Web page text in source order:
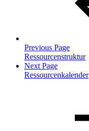
Previous Page
Ressourcenstruktur
Next Page
Ressourcenkalender